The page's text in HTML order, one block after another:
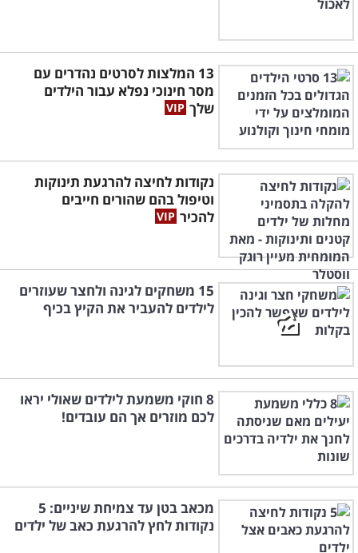
13 המלצות לסרטים נהדרים עם
מסר חינוכי נפלא עבור הילדים
שלך
נקודות לחיצה להרגעת תינוקות
וטיפול בהם שהורים חייבים
להכיר
15 משחקים לגינה ולחצר שעוזרים
לילדים להעביר את הקיץ בכיף
8 חוקי משמעת לילדים שאולי יראו
לכם מוזרים אך הם עובדים!
מכאב בטן עד צמיחת שיניים: 5
נקודות לחץ להרגעת כאב של ילדים